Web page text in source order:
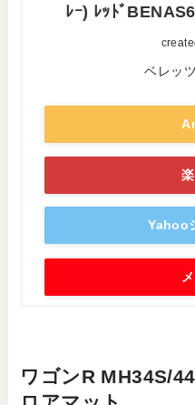
ﾚｰ) ﾚｯﾄﾞ
ベレッ
Yahoo
ワゴンR MH34S/